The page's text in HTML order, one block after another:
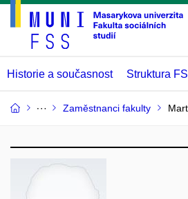
Historie a současnost Struktura
Zaměstnanci fakulty